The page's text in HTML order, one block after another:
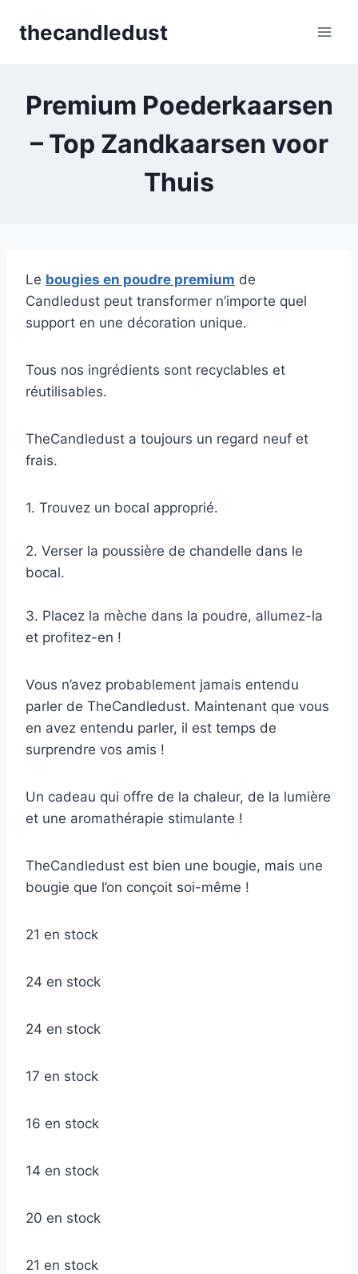
thecandledust
Premium Poederkaarsen
– Top Zandkaarsen voor
Thuis
Le bougies en poudre premium de
Candledust peut transformer n’importe quel
support en une décoration unique.
Tous nos ingrédients sont recyclables et
réutilisables.
TheCandledust a toujours un regard neuf et
frais.
1. Trouvez un bocal approprié.
2. Verser la poussière de chandelle dans le
bocal.
3. Placez la mèche dans la poudre, allumez-la
et profitez-en !
Vous n’avez probablement jamais entendu
parler de TheCandledust. Maintenant que vous
en avez entendu parler, il est temps de
surprendre vos amis !
Un cadeau qui offre de la chaleur, de la lumière
et une aromathérapie stimulante !
TheCandledust est bien une bougie, mais une
bougie que l’on conçoit soi-même !
21 en stock
24 en stock
24 en stock
17 en stock
16 en stock
14 en stock
20 en stock
21 en stock